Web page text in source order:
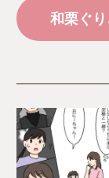
和栗ぐ